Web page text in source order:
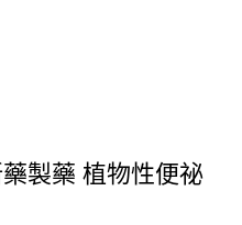
藥製藥 植物性便祕